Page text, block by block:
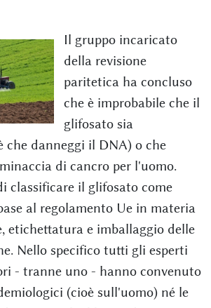
Il gruppo incaricato
della revisione
paritetica ha concluso
che è improbabile che il
glifosato sia
che danneggi il DNA) o che
di cancro per l'uomo.
classificare il glifosato come
al regolamento Ue in materia
etichettatura e imballaggio delle
Nello specifico tutti gli esperti
- tranne uno - hanno convenuto
(cioè sull'uomo) né le